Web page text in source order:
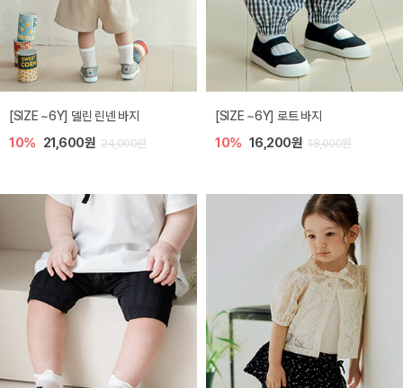
[SIZE ~6Y] 델린 린넨 바지
10% 21,600원 24,000원
[SIZE ~6Y] 로트 바지
10% 16,200원 18,000원